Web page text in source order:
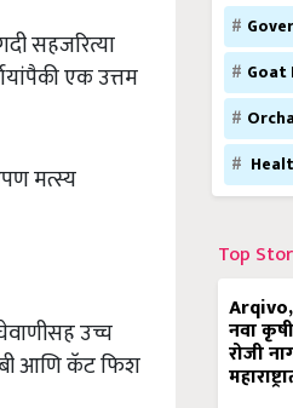
सहजरित्या
एक उत्तम
मत्स्य
उच्च
आणि कॅट फिश
Goat
Top
नवा
रोजी